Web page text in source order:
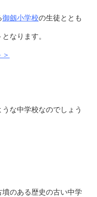
御劔小学校の生徒ととも
なります。
うな中学校なのでしょう
墳のある歴史の古い中学